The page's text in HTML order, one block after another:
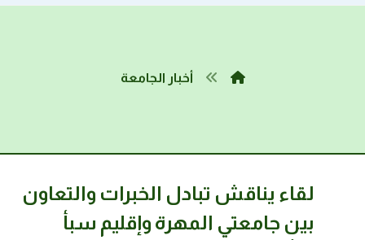
أخبار الجامعة
لقاء يناقش تبادل الخبرات والتعاون
بين جامعتي المهرة وإقليم سبأ